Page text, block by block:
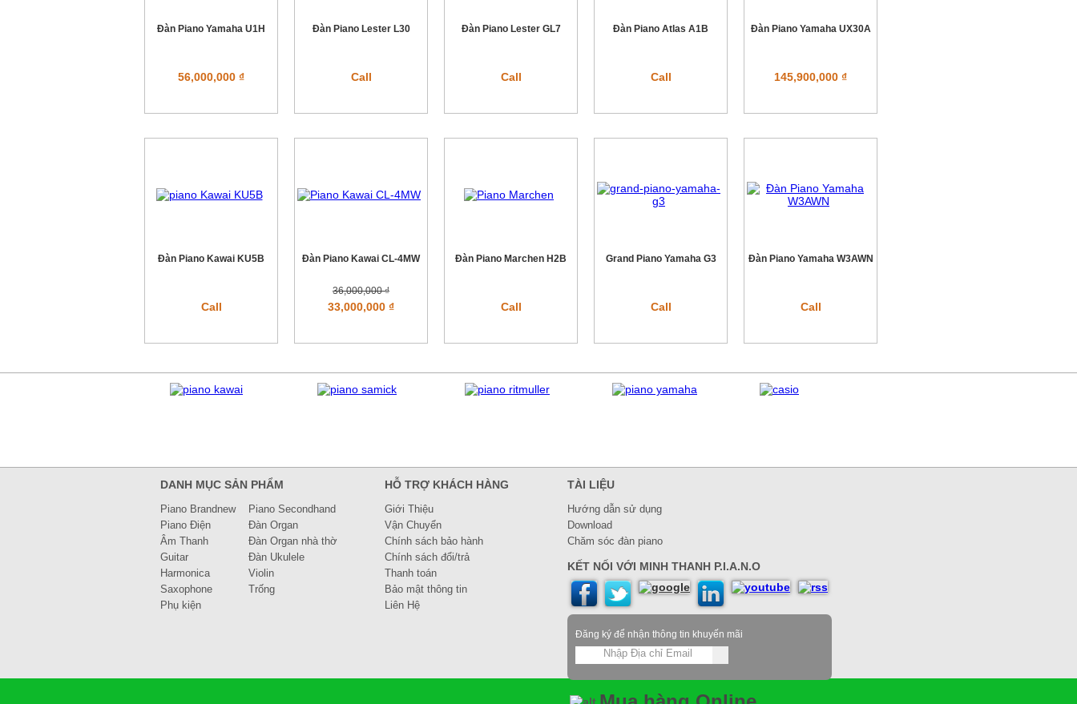
Đàn Piano Yamaha U1H
56,000,000 ₫
Đàn Piano Lester L30
Call
Đàn Piano Lester GL7
Call
Đàn Piano Atlas A1B
Call
Đàn Piano Yamaha UX30A
145,900,000 ₫
Đàn Piano Kawai KU5B
Call
Đàn Piano Kawai CL-4MW
36,000,000 ₫
33,000,000 ₫
Đàn Piano Marchen H2B
Call
Grand Piano Yamaha G3
Call
Đàn Piano Yamaha W3AWN
Call
DANH MỤC SẢN PHẨM
Piano Brandnew
Piano Secondhand
Piano Điện
Đàn Organ
Âm Thanh
Đàn Organ nhà thờ
Guitar
Đàn Ukulele
Harmonica
Violin
Saxophone
Trống
Phụ kiện
HỖ TRỢ KHÁCH HÀNG
Giới Thiệu
Vận Chuyển
Chính sách bảo hành
Chính sách đổi/trả
Thanh toán
Bảo mật thông tin
Liên Hệ
TÀI LIỆU
Hướng dẫn sử dụng
Download
Chăm sóc đàn piano
KẾT NỐI VỚI MINH THANH P.I.A.N.O
Đăng ký để nhận thông tin khuyến mãi